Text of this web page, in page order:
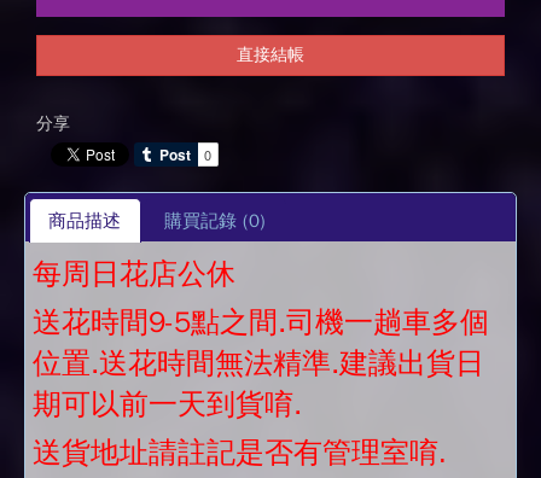
直接結帳
分享
商品描述 購買記錄(0)
每周日花店公休
送花時間9-5點之間.司機一趟車多個
位置.送花時間無法精準.建議出貨日
期可以前一天到貨唷.
送貨地址請註記是否有管理室唷.